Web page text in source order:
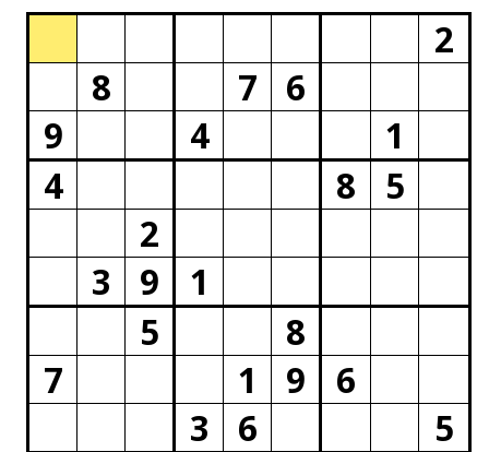
2
8
7
6
9
4
1
4
8
5
2
3
9
1
5
8
7
1 9
6
3
6 5